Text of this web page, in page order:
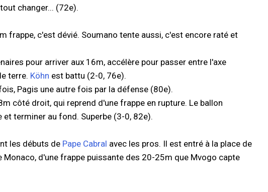
changer... (72e).
frappe, c'est dévié. Soumano tente aussi, c'est encore raté et
pour arriver aux 16m, accélère pour passer entre l'axe
terre. Köhn est battu (2-0, 76e).
Pagis une autre fois par la défense (80e).
côté droit, qui reprend d'une frappe en rupture. Le ballon
et terminer au fond. Superbe (3-0, 82e).
les débuts de Pape Cabral avec les pros. Il est entré à la place de
d'une frappe puissante des 20-25m que Mvogo capte